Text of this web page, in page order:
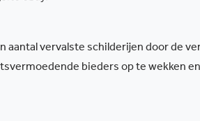
aantal vervalste schilderijen door de
bieders op te wekken